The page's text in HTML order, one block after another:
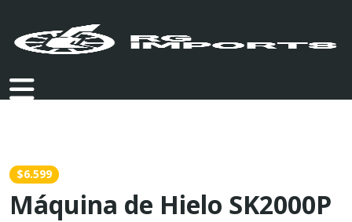
$6.599
Máquina de Hielo SK2000P